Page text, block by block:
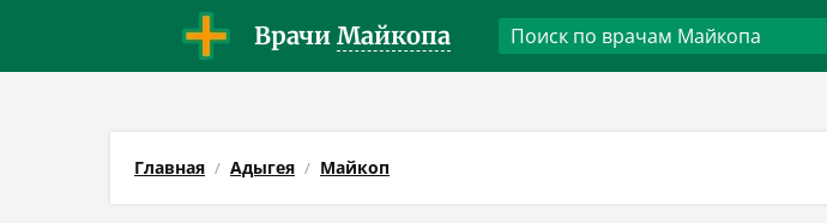
Врачи Майкопа
Главная Адыгея Майкоп